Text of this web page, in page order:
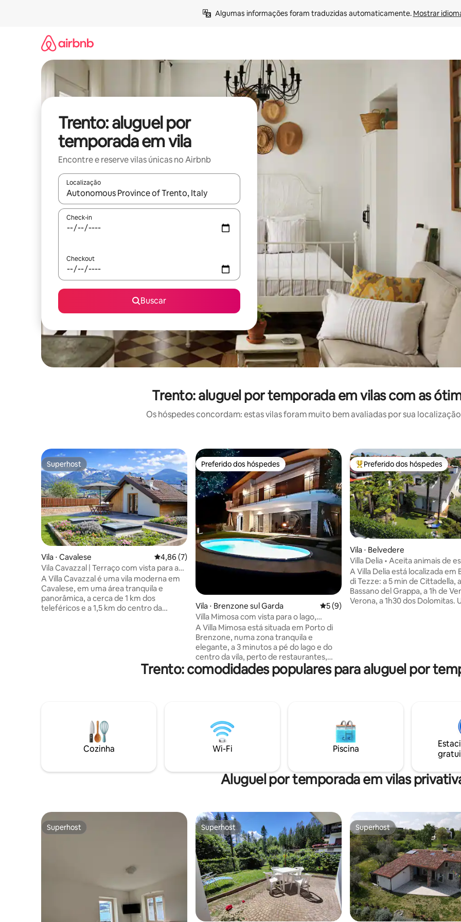
Algumas informações foram traduzidas automaticamente. Mostrar
Trento: aluguel por
temporada em vila
Encontre e reserve vilas únicas no Airbnb
Localização
Quando os resultados estiverem disponíveis, explore-os usando as seta para cima e para baixo do teclado ou tocando
Check-in
Checkout
Buscar
Trento: aluguel por temporada em vilas com as
Os hóspedes concordam: estas vilas foram muito bem avaliadas por sua
Superhost
Superhost
Vila ⋅ Cavalese 4,86 de uma avaliação média de 5, 7 avaliações
4,86 (7)
Vila Cavazzal | Terraço com vista para as
Dolomitas
A Villa Cavazzal é uma vila moderna em
Cavalese, em uma área tranquila e
panorâmica, a cerca de 1 km dos
teleféricos e a 1,5 km do centro da
desfrutar de Val di Fiemme em um
italiano, sem capa de edredom.
Preferido dos hóspedes
Preferido dos hóspedes
Vila ⋅ Brenzone sul Garda 5 de uma avaliação média de 5, 9
5 (9)
Villa Mimosa com vista para o lago,
piscina e hidromassagem
A Villa Mimosa está situada em Porto di
Brenzone, numa zona tranquila e
elegante, a 3 minutos a pé do lago e do
centro da vila, perto de restaurantes,
lojas, praias (abertas a cães) e da
paragem de autocarro. É uma elegante
qualidade, a Villa Mimosa lhe dará umas
férias em total relaxamento e cheias de
emoções fortes. NIN:
IT023014B4GR7V94NF
Entre os melhores preferidos
Preferido dos hóspedes
Vila ⋅ Belvedere
Villa Delia • Aceita animais de
com jardim cercado
A Villa Delia está localizada em
di Tezze: a 5 min de Cittadella,
Bassano del Grappa, a 1h de
Verona, a 1h30 dos Dolomitas.
fogão a lenha e lareira a lenha.
de estimação permitidos para
Trento: comodidades populares para aluguel por
Cozinha Wi-Fi Piscina
Aluguel por temporada em vilas
Superhost
Superhost Superhost
Superhost Superhost
Superhost